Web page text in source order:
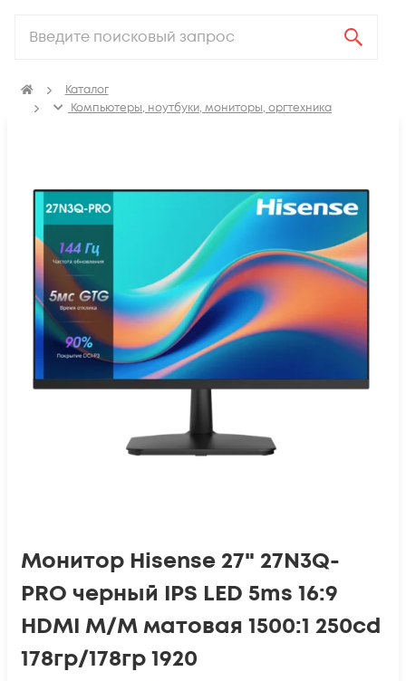
Каталог
Компьютеры, ноутбуки, мониторы, оргтехника
Монитор Hisense 27" 27N3Q-
PRO черный IPS LED 5ms 16:9
HDMI M/M матовая 1500:1 250cd
178гр/178гр 1920